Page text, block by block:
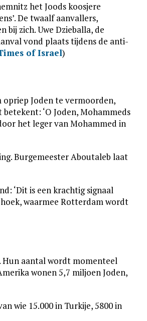
het Joods koosjere
De twaalf aanvallers,
bij zich. Uwe Dzieballa, de
vond plaats tijdens de anti-
of Israel)
Joden te vermoorden,
‘O Joden, Mohammeds
het leger van Mohammed in
Burgemeester Aboutaleb laat
‘Dit is een krachtig signaal
waarmee Rotterdam wordt
Hun aantal wordt momenteel
wonen 5,7 miljoen Joden,
wie 15.000 in Turkije, 5800 in